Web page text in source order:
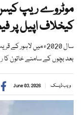
موٹروے ریپ
کیخلاف اپیل پر
سال 2020ء میں
بعد بچوں کے سامنے خاتون کا
ویب ڈیسک June 03, 2026